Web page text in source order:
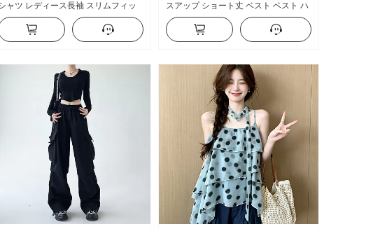
ャツ レディース長袖 スリムフィッ
ト セクシー タイトフィット シャツ ol
服 キャリア 作業服
スアップ ショート丈 ベスト ベスト ハ
イウエスト 垂 感 ワイド 脚 カジュアル
パンツ セットアップ